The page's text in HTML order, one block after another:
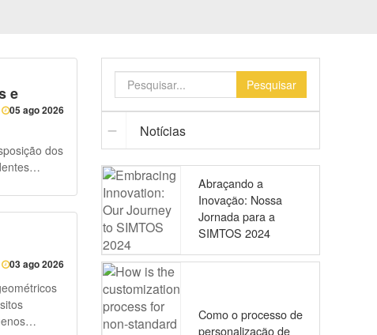
e
05 ago 2026
topo com
de
de forma
03 ago 2026
Pesquisar
Notícias
Abraçando a
Inovação: Nossa
Jornada para a
SIMTOS 2024
Como o processo de
personalização de